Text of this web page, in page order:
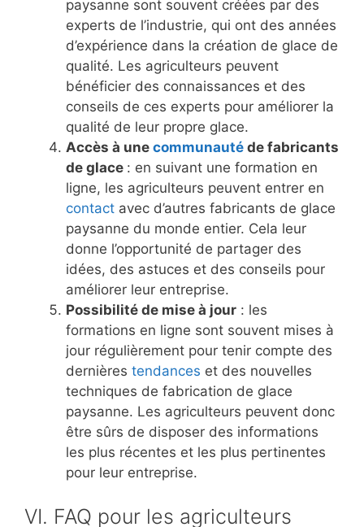
paysanne sont souvent créées par des
experts de l’industrie, qui ont des années
d’expérience dans la création de glace de
qualité. Les agriculteurs peuvent
bénéficier des connaissances et des
conseils de ces experts pour améliorer la
qualité de leur propre glace.
Accès à une communauté de fabricants
de glace : en suivant une formation en
ligne, les agriculteurs peuvent entrer en
contact avec d’autres fabricants de glace
paysanne du monde entier. Cela leur
donne l’opportunité de partager des
idées, des astuces et des conseils pour
améliorer leur entreprise.
Possibilité de mise à jour : les
formations en ligne sont souvent mises à
jour régulièrement pour tenir compte des
dernières tendances et des nouvelles
techniques de fabrication de glace
paysanne. Les agriculteurs peuvent donc
être sûrs de disposer des informations
les plus récentes et les plus pertinentes
pour leur entreprise.
VI. FAQ pour les agriculteurs